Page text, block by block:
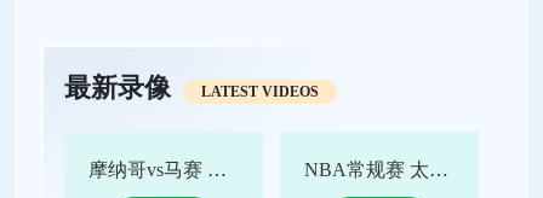
最新录像 LATEST VIDEOS
摩纳哥vs马赛 全场录像回放
NBA常规赛 太阳vs鹈鹕 全场集锦